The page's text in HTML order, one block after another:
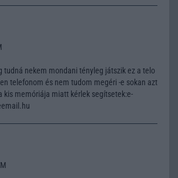
tudná nekem mondani tényleg játszik ez a telo
telefonom és nem tudom megéri -e sokan azt
kis memóriája miatt kérlek segítsetek:e-